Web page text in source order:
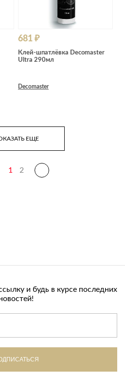
681 ₽
Клей-шпатлёвка Decomaster
Ultra 290мл
Decomaster
ЕЩЕ
1 2
и будь в курсе последних